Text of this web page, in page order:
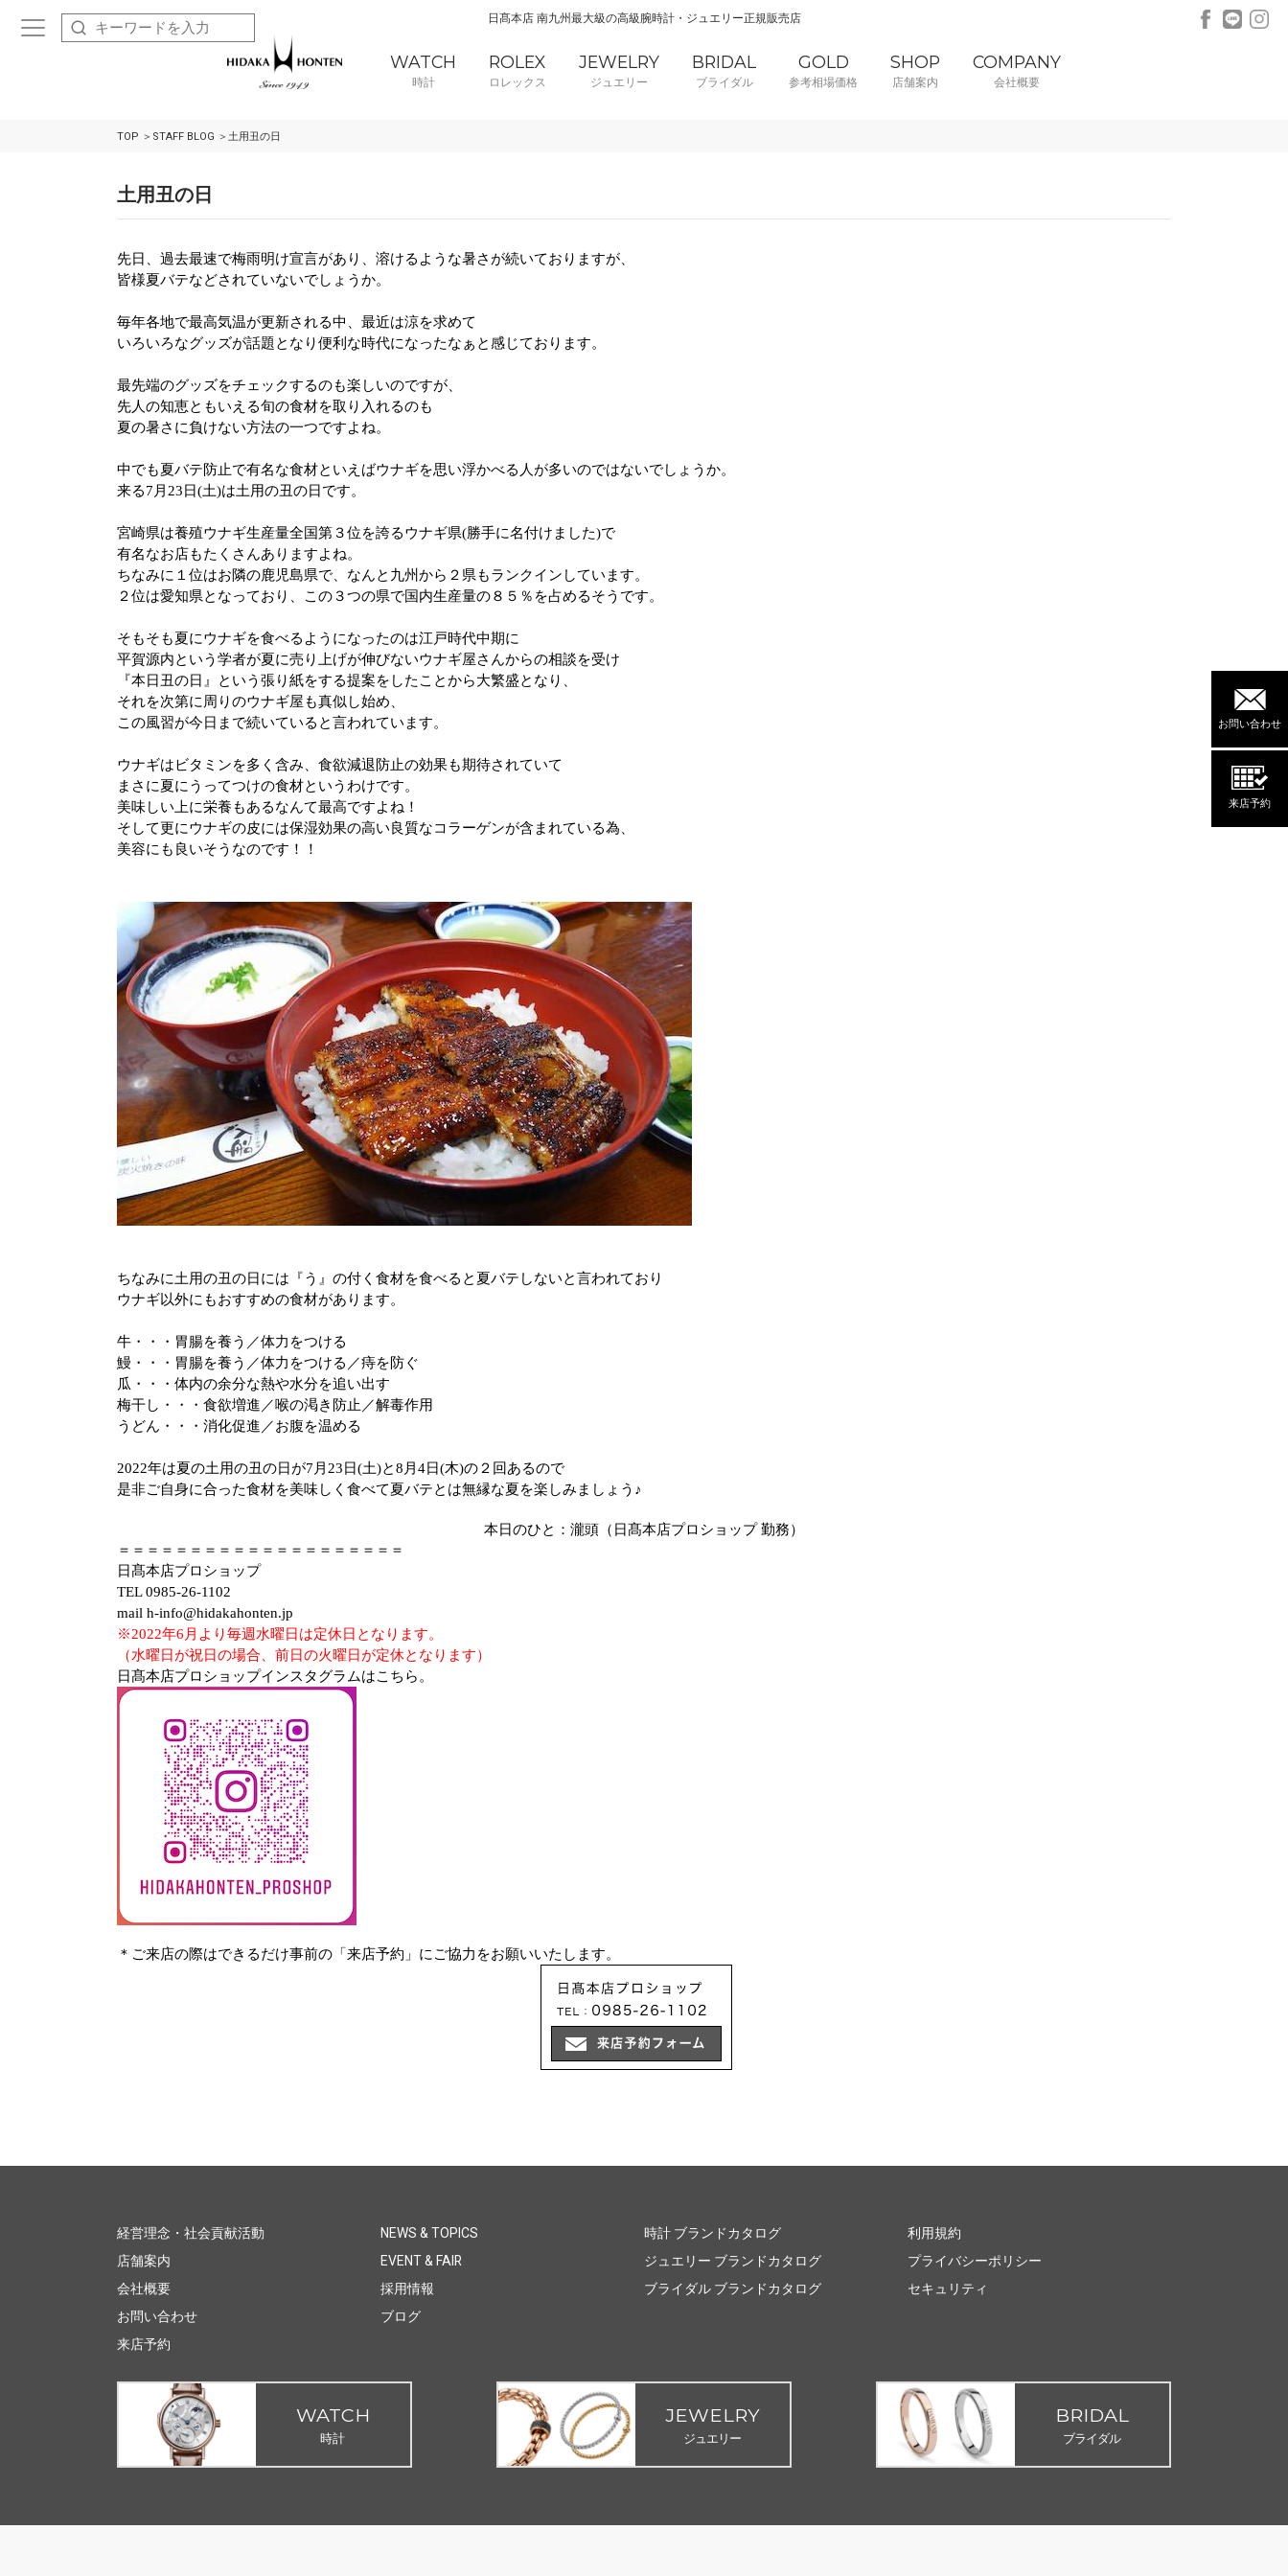
日髙本店 南九州最大級の高級腕時計・ジュエリー正規販売店
WATCH
時計
ROLEX
ロレックス
JEWELRY
ジュエリー
BRIDAL
ブライダル
GOLD
参考相場価格
SHOP
店舗案内
COMPANY
会社概要
お問い合わせ
来店予約
TOP STAFF BLOG 土用丑の日
土用丑の日
先日、過去最速で梅雨明け宣言があり、溶けるような暑さが続いておりますが、
皆様夏バテなどされていないでしょうか。
毎年各地で最高気温が更新される中、最近は涼を求めて
いろいろなグッズが話題となり便利な時代になったなぁと感じております。
最先端のグッズをチェックするのも楽しいのですが、
先人の知恵ともいえる旬の食材を取り入れるのも
夏の暑さに負けない方法の一つですよね。
中でも夏バテ防止で有名な食材といえばウナギを思い浮かべる人が多いのではないでしょうか。
来る7月23日(土)は土用の丑の日です。
宮崎県は養殖ウナギ生産量全国第３位を誇るウナギ県(勝手に名付けました)で
有名なお店もたくさんありますよね。
ちなみに１位はお隣の鹿児島県で、なんと九州から２県もランクインしています。
２位は愛知県となっており、この３つの県で国内生産量の８５％を占めるそうです。
そもそも夏にウナギを食べるようになったのは江戸時代中期に
平賀源内という学者が夏に売り上げが伸びないウナギ屋さんからの相談を受け
『本日丑の日』という張り紙をする提案をしたことから大繁盛となり、
それを次第に周りのウナギ屋も真似し始め、
この風習が今日まで続いていると言われています。
ウナギはビタミンを多く含み、食欲減退防止の効果も期待されていて
まさに夏にうってつけの食材というわけです。
美味しい上に栄養もあるなんて最高ですよね！
そして更にウナギの皮には保湿効果の高い良質なコラーゲンが含まれている為、
美容にも良いそうなのです！！
ちなみに土用の丑の日には『う』の付く食材を食べると夏バテしないと言われており
ウナギ以外にもおすすめの食材があります。
牛・・・胃腸を養う／体力をつける
鰻・・・胃腸を養う／体力をつける／痔を防ぐ
瓜・・・体内の余分な熱や水分を追い出す
梅干し・・・食欲増進／喉の渇き防止／解毒作用
うどん・・・消化促進／お腹を温める
2022年は夏の土用の丑の日が7月23日(土)と8月4日(木)の２回あるので
是非ご自身に合った食材を美味しく食べて夏バテとは無縁な夏を楽しみましょう♪
本日のひと：瀧頭（日髙本店プロショップ 勤務）
＝＝＝＝＝＝＝＝＝＝＝＝＝＝＝＝＝＝＝＝
日髙本店プロショップ
TEL 0985-26-1102
mail h-info@hidakahonten.jp
※2022年6月より毎週水曜日は定休日となります。
（水曜日が祝日の場合、前日の火曜日が定休となります）
日髙本店プロショップインスタグラムはこちら。
＊ご来店の際はできるだけ事前の「来店予約」にご協力をお願いいたします。
経営理念・社会貢献活動
店舗案内
会社概要
お問い合わせ
来店予約
NEWS & TOPICS
EVENT & FAIR
採用情報
ブログ
時計 ブランドカタログ
ジュエリー ブランドカタログ
ブライダル ブランドカタログ
利用規約
プライバシーポリシー
セキュリティ
WATCH
時計
JEWELRY
ジュエリー
BRIDAL
ブライダル